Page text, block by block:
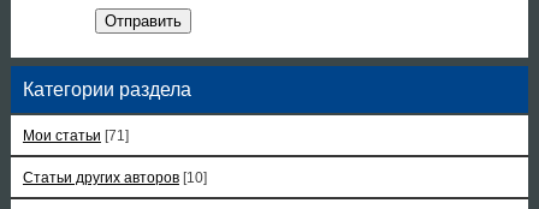
Отправить
Категории раздела
Мои статьи [71]
Статьи других авторов [10]